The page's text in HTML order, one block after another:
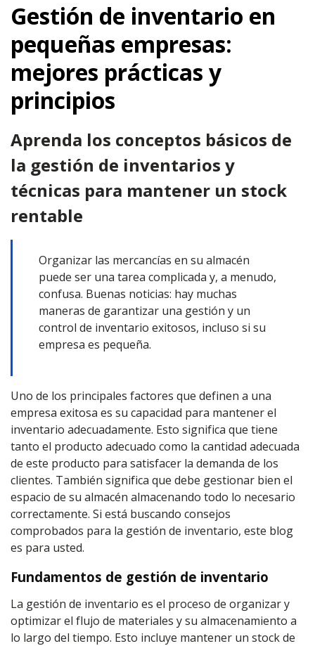
Gestión de inventario en
pequeñas empresas:
mejores prácticas y
principios
Aprenda los conceptos básicos de
la gestión de inventarios y
técnicas para mantener un stock
rentable
Organizar las mercancías en su almacén
puede ser una tarea complicada y, a menudo,
confusa. Buenas noticias: hay muchas
maneras de garantizar una gestión y un
control de inventario exitosos, incluso si su
empresa es pequeña.
Uno de los principales factores que definen a una
empresa exitosa es su capacidad para mantener el
inventario adecuadamente. Esto significa que tiene
tanto el producto adecuado como la cantidad adecuada
de este producto para satisfacer la demanda de los
clientes. También significa que debe gestionar bien el
espacio de su almacén almacenando todo lo necesario
correctamente. Si está buscando consejos
comprobados para la gestión de inventario, este blog
es para usted.
Fundamentos de gestión de inventario
La gestión de inventario es el proceso de organizar y
optimizar el flujo de materiales y su almacenamiento a
lo largo del tiempo. Esto incluye mantener un stock de